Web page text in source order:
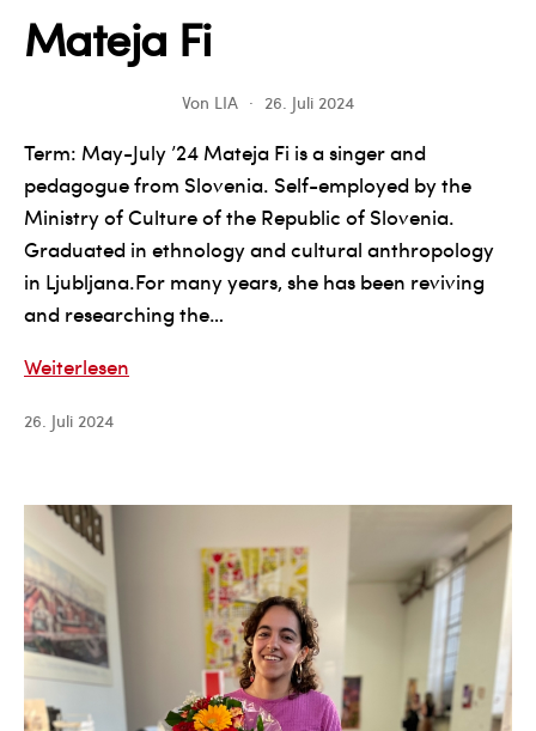
Mateja Fi
Von LIA 26. Juli 2024
Term: May-July ’24 Mateja Fi is a singer and
pedagogue from Slovenia. Self-employed by the
Ministry of Culture of the Republic of Slovenia.
Graduated in ethnology and cultural anthropology
in Ljubljana.For many years, she has been reviving
and researching the…
Weiterlesen
26. Juli 2024